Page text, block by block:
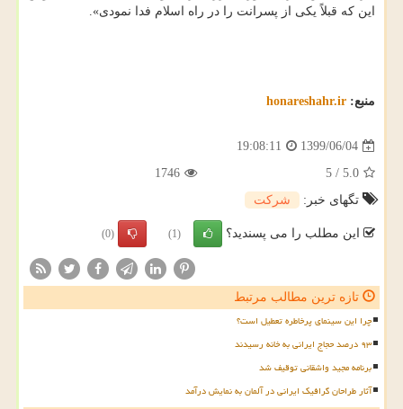
این که قبلاً یکی از پسرانت را در راه اسلام فدا نمودی».
منبع: honareshahr.ir
1399/06/04
19:08:11
5.0
/
5
1746
تگهای خبر:
شركت
این مطلب را می پسندید؟ (1)
(0)
تازه ترین مطالب مرتبط
چرا این سینمای پرخاطره تعطیل است؟
۹۳ درصد حجاج ایرانی به خانه رسیدند
برنامه مجید واشقانی توقیف شد
آثار طراحان گرافیک ایرانی در آلمان به نمایش درآمد